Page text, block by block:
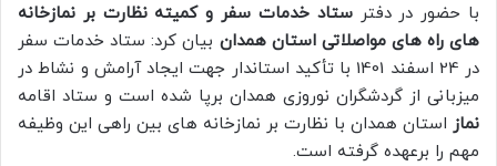
با حضور در دفترستاد خدمات سفر و کمیته نظارت بر نمازخانه
های راه های مواصلاتی استان همدان بیان کرد: ستاد خدمات سفر
در 24 اسفند 1401 با تأکید استاندار جهت ایجاد آرامش و نشاط در
میزبانی از گردشگران نوروزی همدان برپا شده است و ستاد اقامه
نماز استان همدان با نظارت بر نمازخانه های بین راهی این وظیفه
مهم را برعهده گرفته است.